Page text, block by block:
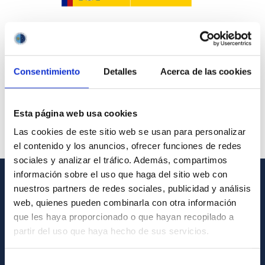
Consentimiento Detalles Acerca de las cookies
Esta página web usa cookies
Las cookies de este sitio web se usan para personalizar
el contenido y los anuncios, ofrecer funciones de redes
sociales y analizar el tráfico. Además, compartimos
información sobre el uso que haga del sitio web con
nuestros partners de redes sociales, publicidad y análisis
web, quienes pueden combinarla con otra información
que les haya proporcionado o que hayan recopilado a
partir del uso que haya hecho de sus servicios.
GENERAL INFORMATION
Contact
How to get to the IAC